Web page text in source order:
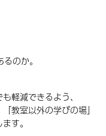
のか。
軽減できるよう、
教室以外の学びの場」
す。